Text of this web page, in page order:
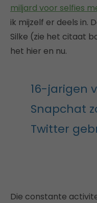
miljard voor selfies
ik mijzelf er deels in.
Silke (zie het citaat
het hier en nu.
16-jarigen
Snapchat
Twitter
Die constante